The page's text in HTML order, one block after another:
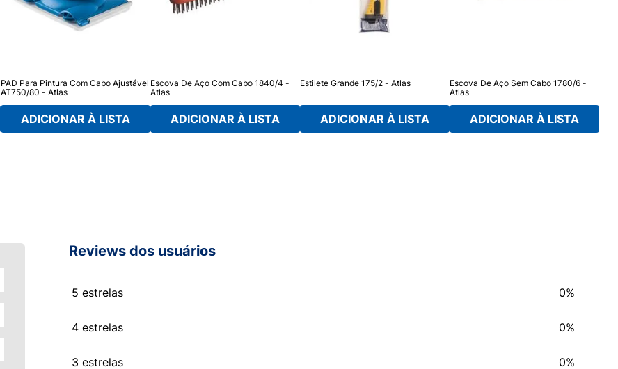
PAD Para Pintura Com Cabo Ajustável
AT750/80 - Atlas
ADICIONAR À LISTA
Escova De Aço Com Cabo 1840/4 -
Atlas
ADICIONAR À LISTA
Estilete Grande 175/2 - Atlas
ADICIONAR À LISTA
Escova De Aço Sem Cabo 1780/6 -
Atlas
ADICIONAR À LISTA
Reviews dos usuários
5 estrelas 0%
4 estrelas 0%
3 estrelas 0%